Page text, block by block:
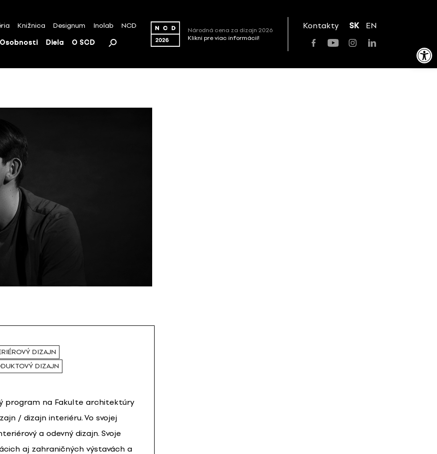
Open toolbar
Knižnica Designum Inolab NCD
Osobnosti Diela O SCD
Národná cena za dizajn 2026
Klikni pre viac informácií!
Kontakty SK EN
DIZAJN
DIZAJN
program na Fakulte architektúry
/ dizajn interiéru. Vo svojej
a odevný dizajn. Svoje
aj zahraničných výstavách a